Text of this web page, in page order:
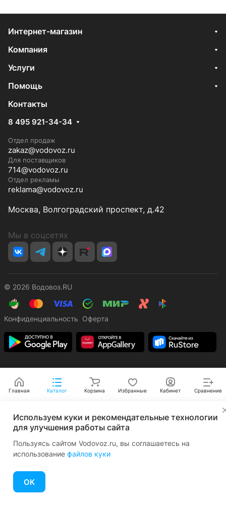
Интернет-магазин
Компания
Услуги
Помощь
Контакты
8 495 921-34-34
Отдел продаж
zakaz@vodovoz.ru
Для поставщиков
714@vodovoz.ru
Отдел рекламы
reklama@vodovoz.ru
Москва, Волгоградский проспект, д.42
Мы в соцсетях
© 2026 Водовоз.RU
Конфиденциальность Оферта
Главная Каталог Корзина Избранные Кабинет Сравнение
Используем куки и рекомендательные технологии
для улучшения работы сайта
Пользуясь сайтом Vodovoz.ru, вы соглашаетесь на
использование файлов куки
ОК